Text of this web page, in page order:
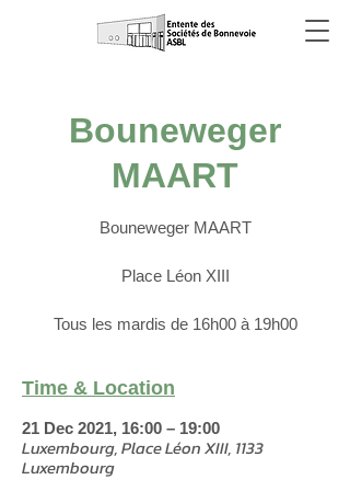
Bouneweger
MAART
Bouneweger MAART
Place Léon XIII
Tous les mardis de 16h00 à 19h00
Time & Location
21 Dec 2021, 16:00 – 19:00
Luxembourg, Place Léon XIII, 1133
Luxembourg